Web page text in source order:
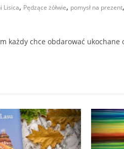
Lisica, Pędzące żółwie, pomysł na prezent,
każdy chce obdarować